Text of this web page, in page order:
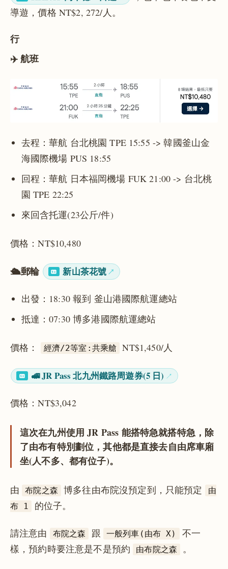
導遊，價格 NT$2, 272/人。
行
✈️ 航班
去程：華航 台北桃園 TPE 15:55 -> 韓國釜山金
海國際機場 PUS 18:55
回程：華航 日本福岡機場 FUK 21:00 -> 台北桃
園 TPE 22:25
來回含托運(23公斤/件)
價格：NT$10,480
🛳️郵輪 新山茶花號
出發：18:30 報到 釜山港國際航運總站
抵達：07:30 博多港國際航運總站
價格： 經濟/2等室:共乘艙 NT$1,450/人
🚅 JR Pass 北九州鐵路周遊券(5 日)
價格：NT$3,042
這次在九州使用 JR Pass 能搭特急就搭特急，除
了由布有特別劃位，其他都是直接去自由席車廂
坐(人不多、都有位子)。
由 布院之森 博多往由布院沒預定到，只能預定
由
布 1
的位子。
請注意由 布院之森 跟 一般列車(由布 X)
不一
樣，預約時要注意是不是預約
由布院之森 。